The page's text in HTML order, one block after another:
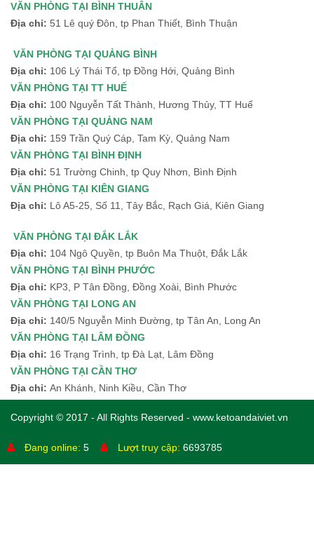
VĂN PHÒNG TẠI BÌNH THUÂN
Địa chỉ: 51 Lê quý Đôn, tp Phan Thiết, Bình Thuận
VĂN PHÒNG TẠI QUẢNG BÌNH
Địa chỉ: 106 Lý Thái Tổ, tp Đồng Hới, Quảng Bình
VĂN PHÒNG TẠI TT HUẾ
Địa chỉ: 100 Nguyễn Tất Thành, Hương Thủy, TT Huế
VĂN PHÒNG TẠI QUẢNG NAM
Địa chỉ: 159 Trần Quý Cáp, Tam Kỳ, Quảng Nam
VĂN PHÒNG TẠI BÌNH ĐỊNH
Địa chỉ: 51 Trường Chinh, tp Quy Nhơn, Bình Định
VĂN PHÒNG TẠI KIÊN GIANG
Địa chỉ: Lô A5-25, Số 11, Tây Bắc, Rạch Giá, Kiên Giang
VĂN PHÒNG TẠI ĐẮK LẮK
Địa chỉ: 104 Ngô Quyền, tp Buôn Ma Thuột, Đắk Lắk
VĂN PHÒNG TẠI BÌNH PHƯỚC
Địa chỉ: KP3, P Tân Đồng, Đồng Xoài, Bình Phước
VĂN PHÒNG TẠI LONG AN
Địa chỉ: 140/5 Nguyễn Minh Đường, tp Tân An, Long An
VĂN PHÒNG TẠI LÂM ĐỒNG
Địa chỉ: 16 Trạng Trình, tp Đà Lạt, Lâm Đồng
VĂN PHÒNG TẠI CẦN THƠ
Địa chỉ: An Khánh, Ninh Kiều, Cần Thơ
Copyright © 2017 - All Rights Reserved - www.ketoandaiviet.vn
Đang online: 5 Lượt truy cập: 6693785